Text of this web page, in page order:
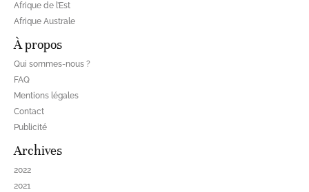
Afrique de l’Est
Afrique Australe
À propos
Qui sommes-nous ?
FAQ
Mentions légales
Contact
Publicité
Archives
2022
2021